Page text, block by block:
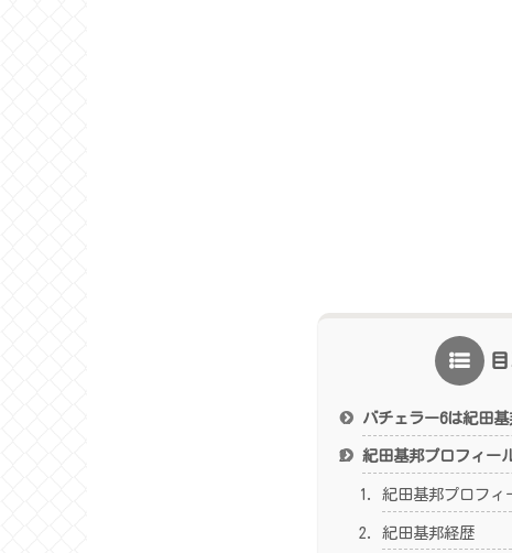
バチェラー6は紀田基
紀田基邦プロフィー
紀田基邦プロフィ
紀田基邦経歴